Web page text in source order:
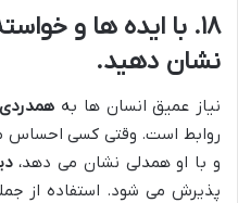
۱۸. با ایده ها و
نشان دهید.
نیاز عمیق انسان ها به
روابط است. وقتی کسی احساس
و با او همدلی نشان می دهد،
پذیرش می شود. استفاده از